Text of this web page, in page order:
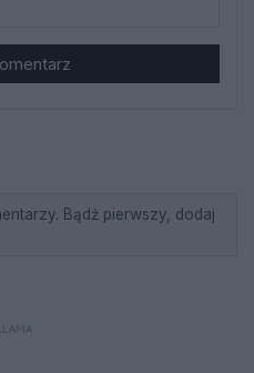
Bądź pierwszy, dodaj